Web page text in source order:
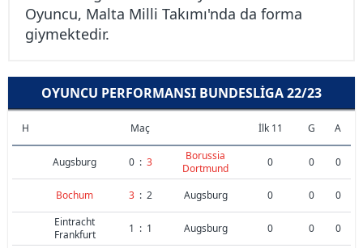
Oyuncu, Malta Milli Takımı'nda da forma
giymektedir.
OYUNCU PERFORMANSI BUNDESLIGA 22/23
H Maç İlk 11 G A
Augsburg 0 : 3
Borussia
Dortmund
0 0 0
Bochum 3 : 2 Augsburg 0 0
0
Eintracht
Frankfurt
1 : 1 Augsburg 0 0 0